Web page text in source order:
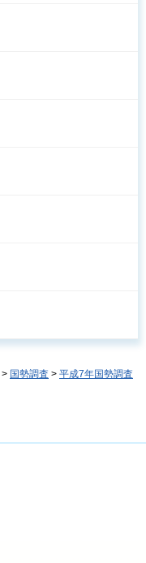
> 国勢調査 > 平成7年国勢調査